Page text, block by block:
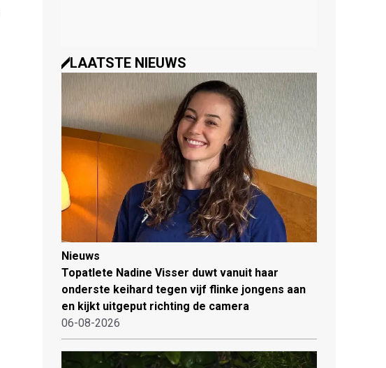
LAATSTE NIEUWS
Nieuws
Topatlete Nadine Visser duwt vanuit haar
onderste keihard tegen vijf flinke jongens aan
en kijkt uitgeput richting de camera
06-08-2026